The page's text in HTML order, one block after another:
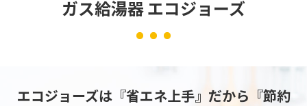
ガス給湯器 エコジョーズ
エコジョーズは『省エネ上手』だから『節約